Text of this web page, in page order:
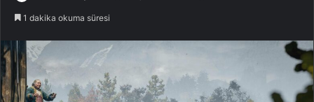
1 dakika okuma süresi